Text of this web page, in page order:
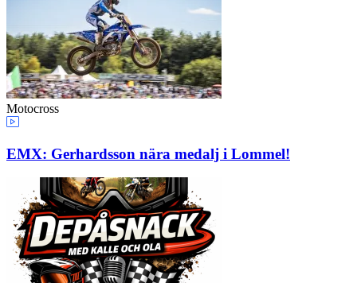
Motocross
EMX: Gerhardsson nära medalj i Lommel!